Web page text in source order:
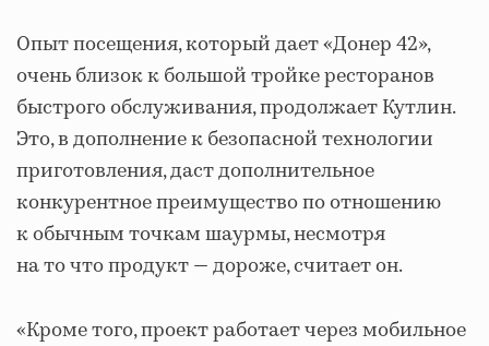
Опыт посещения, который дает «Донер 42»,
очень близок к большой тройке ресторанов
быстрого обслуживания, продолжает Кутлин.
Это, в дополнение к безопасной технологии
приготовления, даст дополнительное
конкурентное преимущество по отношению
к обычным точкам шаурмы, несмотря
на то что продукт — дороже, считает он.
«Кроме того, проект работает через мобильное